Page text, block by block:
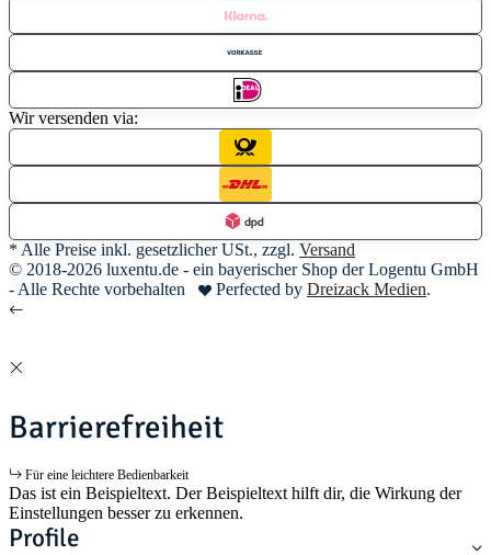
Wir versenden via:
* Alle Preise inkl. gesetzlicher USt., zzgl. Versand
© 2018-2026 luxentu.de - ein bayerischer Shop der Logentu GmbH
- Alle Rechte vorbehalten
Perfected by Dreizack Medien.
Barrierefreiheit
Für eine leichtere Bedienbarkeit
Das ist ein Beispieltext. Der Beispieltext hilft dir, die Wirkung der
Einstellungen besser zu erkennen.
Profile